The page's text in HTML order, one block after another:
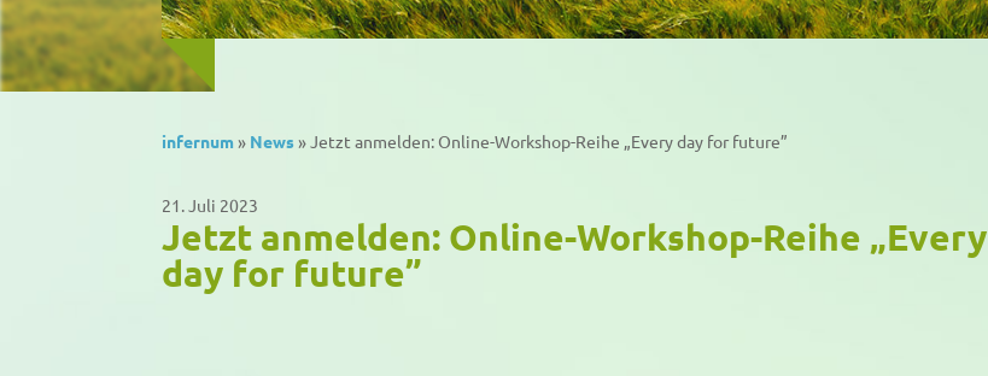
infernum» News» Jetzt anmelden: Online-Workshop-Reihe „Every day for future”
21. Juli 2023
Jetzt anmelden: Online-Workshop-Reihe „Every
day for future”